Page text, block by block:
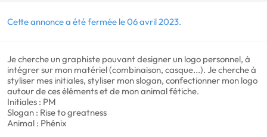
Cette annonce a été fermée le 06 avril 2023.
Je cherche un graphiste pouvant designer un logo personnel, à
intégrer sur mon matériel (combinaison, casque...). Je cherche à
styliser mes initiales, styliser mon slogan, confectionner mon logo
autour de ces éléments et de mon animal fétiche.
Initiales : PM
Slogan : Rise to greatness
Animal : Phénix